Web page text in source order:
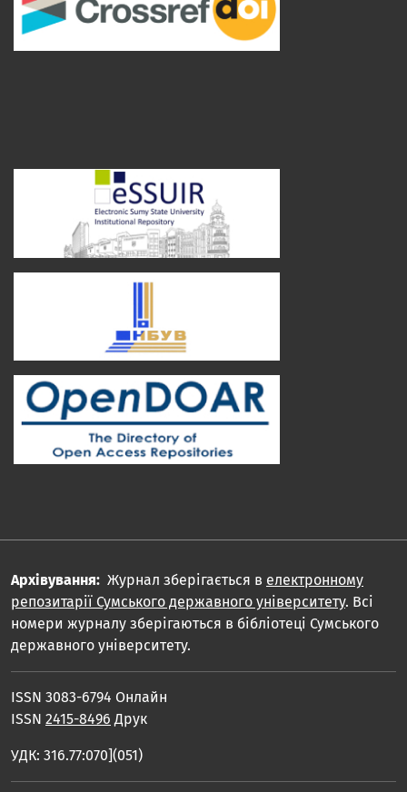
Архівування: Журнал зберігається в електронному
репозитарії Сумського державного університету. Всі
номери журналу зберігаються в бібліотеці Сумського
державного університету.
ISSN 3083-6794 Онлайн
ISSN 2415-8496 Друк
УДК: 316.77:070](051)